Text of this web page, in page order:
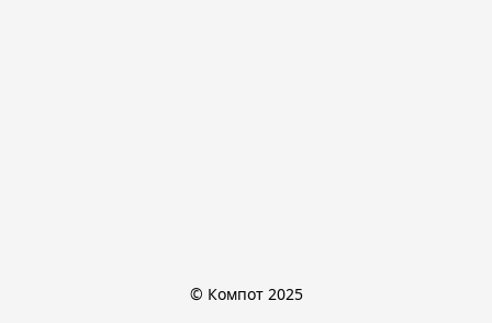
© Компот 2025